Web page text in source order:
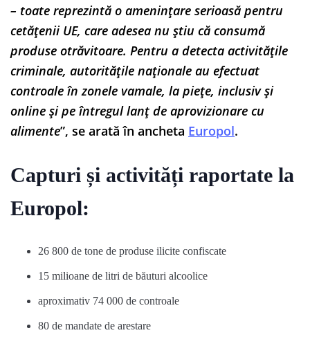
– toate reprezintă o amenințare serioasă pentru
cetățenii UE, care adesea nu știu că consumă
produse otrăvitoare. Pentru a detecta activitățile
criminale, autoritățile naționale au efectuat
controale în zonele vamale, la piețe, inclusiv și
online și pe întregul lanț de aprovizionare cu
alimente”, se arată în ancheta Europol.
Capturi și activități raportate la
Europol:
26 800 de tone de produse ilicite confiscate
15 milioane de litri de băuturi alcoolice
aproximativ 74 000 de controale
80 de mandate de arestare